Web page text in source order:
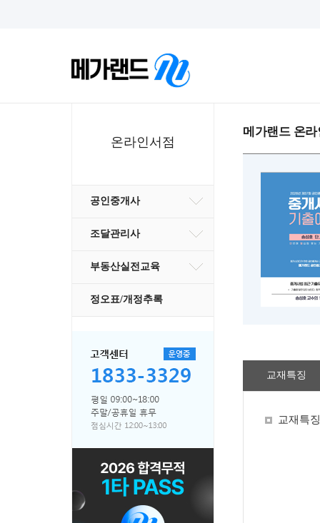
온라인서점
공인중개사
조달관리사
부동산실전교육
정오표/개정추록
메가랜드 온라
교재특징
교재특징